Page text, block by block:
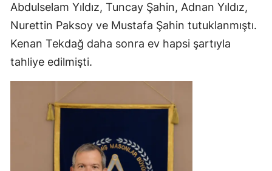
Abdulselam Yıldız, Tuncay Şahin, Adnan Yıldız,
Nurettin Paksoy ve Mustafa Şahin tutuklanmıştı.
Kenan Tekdağ daha sonra ev hapsi şartıyla
tahliye edilmişti.